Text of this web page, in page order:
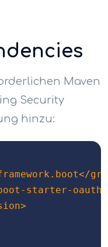
Maven
Security
hinzu: